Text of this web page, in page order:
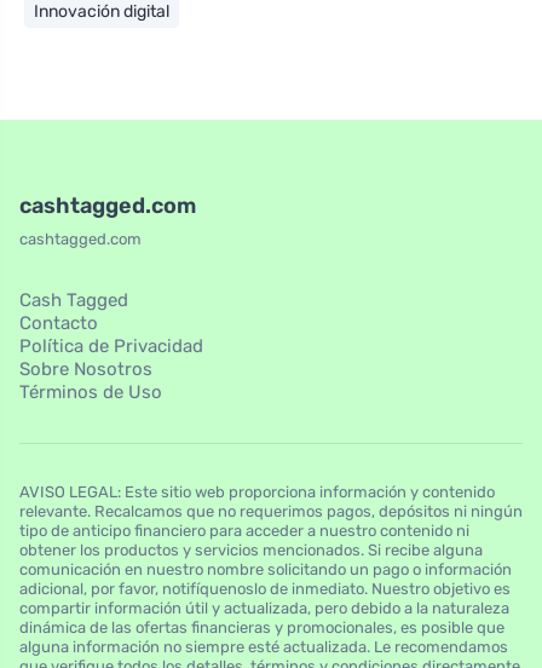
Innovación digital
cashtagged.com
cashtagged.com
Cash Tagged
Contacto
Política de Privacidad
Sobre Nosotros
Términos de Uso
AVISO LEGAL: Este sitio web proporciona información y contenido
relevante. Recalcamos que no requerimos pagos, depósitos ni ningún
tipo de anticipo financiero para acceder a nuestro contenido ni
obtener los productos y servicios mencionados. Si recibe alguna
comunicación en nuestro nombre solicitando un pago o información
adicional, por favor, notifíquenoslo de inmediato. Nuestro objetivo es
compartir información útil y actualizada, pero debido a la naturaleza
dinámica de las ofertas financieras y promocionales, es posible que
alguna información no siempre esté actualizada. Le recomendamos